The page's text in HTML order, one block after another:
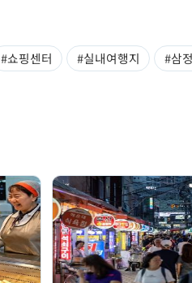
#쇼핑센터 #실내여행지 #삼